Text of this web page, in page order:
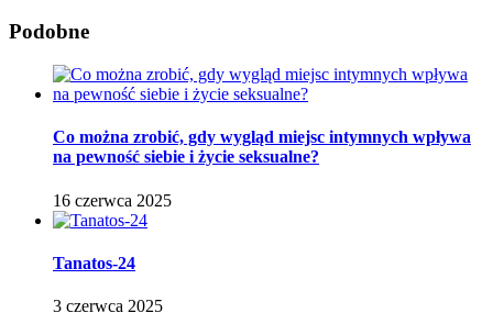
Podobne
Co można zrobić, gdy wygląd miejsc intymnych wpływa
na pewność siebie i życie seksualne?
16 czerwca 2025
Tanatos-24
3 czerwca 2025